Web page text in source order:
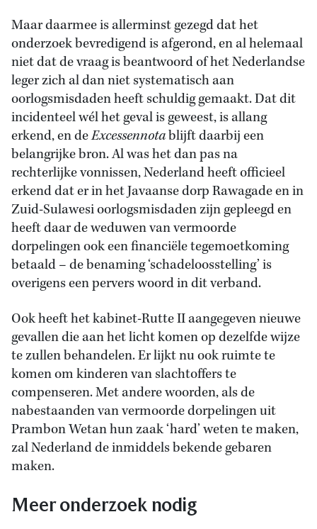
Maar daarmee is allerminst gezegd dat het
onderzoek bevredigend is afgerond, en al helemaal
niet dat de vraag is beantwoord of het Nederlandse
leger zich al dan niet systematisch aan
oorlogsmisdaden heeft schuldig gemaakt. Dat dit
incidenteel wél het geval is geweest, is allang
erkend, en deExcessennotablijft daarbij een
belangrijke bron. Al was het dan pas na
rechterlijke vonnissen, Nederland heeft officieel
erkend dat er in het Javaanse dorp Rawagade en in
Zuid-Sulawesi oorlogsmisdaden zijn gepleegd en
heeft daar de weduwen van vermoorde
dorpelingen ook een financiële tegemoetkoming
betaald – de benaming ‘schadeloosstelling’ is
overigens een pervers woord in dit verband.
Ook heeft het kabinet-Rutte II aangegeven nieuwe
gevallen die aan het licht komen op dezelfde wijze
te zullen behandelen. Er lijkt nu ook ruimte te
komen om kinderen van slachtoffers te
compenseren. Met andere woorden, als de
nabestaanden van vermoorde dorpelingen uit
Prambon Wetan hun zaak ‘hard’ weten te maken,
zal Nederland de inmiddels bekende gebaren
maken.
Meer onderzoek nodig